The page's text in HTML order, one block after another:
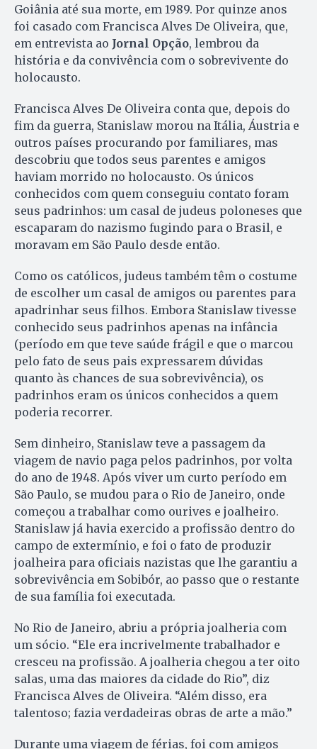
Goiânia até sua morte, em 1989. Por quinze anos
foi casado com Francisca Alves De Oliveira, que,
em entrevista ao Jornal Opção, lembrou da
história e da convivência com o sobrevivente do
holocausto.
Francisca Alves De Oliveira conta que, depois do
fim da guerra, Stanislaw morou na Itália, Áustria e
outros países procurando por familiares, mas
descobriu que todos seus parentes e amigos
haviam morrido no holocausto. Os únicos
conhecidos com quem conseguiu contato foram
seus padrinhos: um casal de judeus poloneses que
escaparam do nazismo fugindo para o Brasil, e
moravam em São Paulo desde então.
Como os católicos, judeus também têm o costume
de escolher um casal de amigos ou parentes para
apadrinhar seus filhos. Embora Stanislaw tivesse
conhecido seus padrinhos apenas na infância
(período em que teve saúde frágil e que o marcou
pelo fato de seus pais expressarem dúvidas
quanto às chances de sua sobrevivência), os
padrinhos eram os únicos conhecidos a quem
poderia recorrer.
Sem dinheiro, Stanislaw teve a passagem da
viagem de navio paga pelos padrinhos, por volta
do ano de 1948. Após viver um curto período​​ em
São Paulo, se mudou para o Rio de Janeiro, onde
começou a trabalhar como ourives e joalheiro.
Stanislaw já havia exercido a profissão dentro do
campo de extermínio, e foi o fato de produzir
joalheira para oficiais nazistas que lhe garantiu a
sobrevivência em Sobibór, ao passo que o restante
de sua família foi executada.
No Rio de Janeiro, abriu a própria joalheria com
um sócio. “Ele era incrivelmente trabalhador e
cresceu na profissão. A joalheria chegou a ter oito
salas, uma das maiores da cidade do Rio”, diz
Francisca Alves de Oliveira. “Além disso, era
talentoso; fazia verdadeiras obras de arte a mão.”
Durante uma viagem de férias, foi com amigos